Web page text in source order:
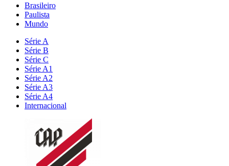
Brasileiro
Paulista
Mundo
Série A
Série B
Série C
Série A1
Série A2
Série A3
Série A4
Internacional